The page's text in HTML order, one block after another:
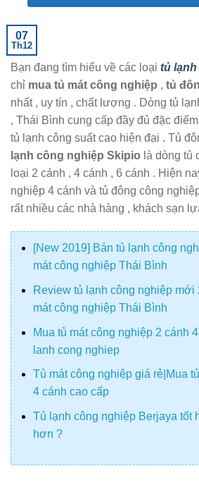
07
Th12
Bạn đang tìm hiểu về các loại tủ
chỉ mua tủ mát công nghiệp , tủ
nhất , uy tín , chất lượng . Dòng tủ
, Thái Bình cung cấp đầy đủ đặc
tủ lạnh công suất cao hiện đại . Tủ
lạnh công nghiệp Skipio là dòng tủ
loại 2 cánh , 4 cánh , 6 cánh . Hiện
nghiệp 4 cánh và tủ đông công
rất nhiều các nhà hàng , khách sạn
[New 2019] Bán tủ lạnh công
mát công nghiệp Thái Bình
Review tủ lạnh công nghiệp mới
mát công nghiệp Thái Bình
Mua tủ mát công nghiệp 2 cánh
lanh cong nghiep
Tủ mát công nghiệp giá rẻ|Mua
4 cánh cao cấp
Tủ lạnh công nghiệp Berjaya tốt
hơn ?